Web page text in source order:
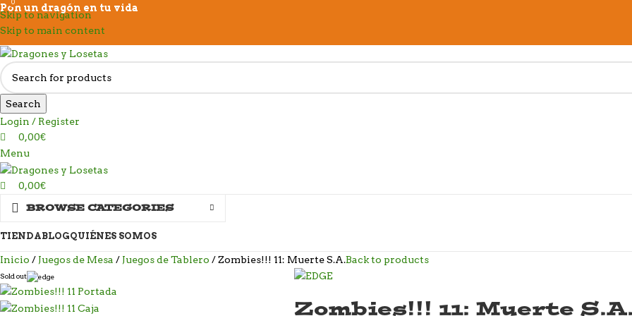
Skip to navigation
Skip to main content
Pon un dragón en tu vida
Search
Login / Register
0
0,00€
Menu
0
0,00€
BROWSE CATEGORIES
TIENDABLOGQUIÉNES SOMOS
Inicio Juegos de Mesa Juegos de Tablero Zombies!!! 11: Muerte S.A.Back to products
Sold out
Zombies!!! 11: Muerte S.A.